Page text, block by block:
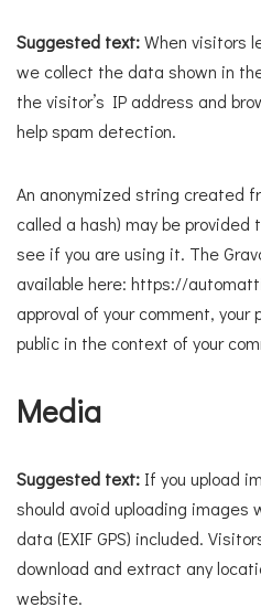
Suggested text:When visitors
we collect the data shown in
the visitor’s IP address and
help spam detection.
An anonymized string created
called a hash) may be
see if you are using it. The
available here: https://
approval of your comment,
public in the context of your
Media
Suggested text: If you upload
should avoid uploading images
data (EXIF GPS) included.
download and extract any
website.